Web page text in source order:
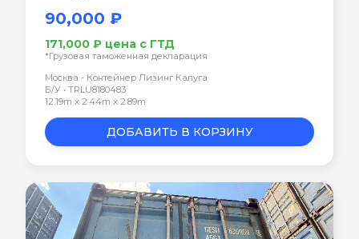
90,000 ₽
171,000 ₽ цена с ГТД
*Грузовая таможенная декларация
Москва - Контейнер Лизинг Калуга
Б/У • TRLU8180483
12.19m x 2.44m x 2.89m
ДОБАВИТЬ В КОРЗИНУ